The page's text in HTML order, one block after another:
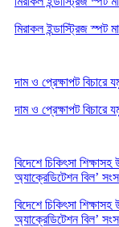
মিরাকল ইন্ডাস্ট্রিজ স্পট
দাম ও প্রেক্ষাপট বিচারে
দাম ও প্রেক্ষাপট বিচারে
বিদেশে চিকিৎসা শিক্ষাসহ
অ্যাক্রেডিটেশন বিল’
বিদেশে চিকিৎসা শিক্ষাসহ
অ্যাক্রেডিটেশন বিল’